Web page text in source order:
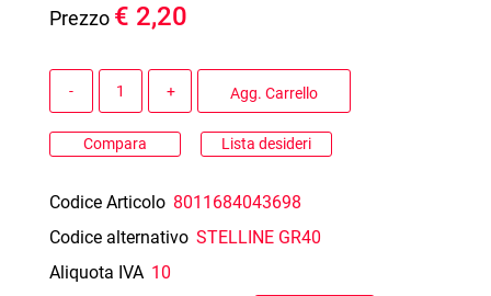
Prezzo € 2,20
Agg. Carrello
Compara Lista desideri
Codice Articolo 8011684043698
Codice alternativo STELLINE GR40
Aliquota IVA 10